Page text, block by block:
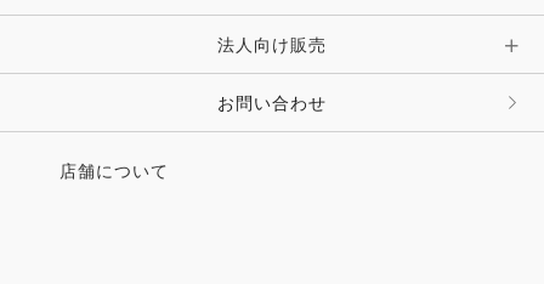
その他 ファッション雑貨法人向け販売
お問い合わせ
店舗について